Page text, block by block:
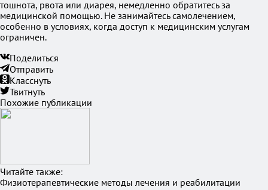
тошнота, рвота или диарея, немедленно обратитесь за
медицинской помощью. Не занимайтесь самолечением,
особенно в условиях, когда доступ к медицинским услугам
ограничен.
Поделиться
Отправить
Класснуть
Твитнуть
Похожие публикации
Читайте также:
Физиотерапевтические методы лечения и реабилитации